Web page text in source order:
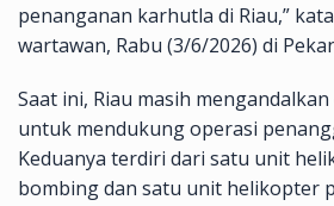
penanganan karhutla di Riau,”
wartawan, Rabu (3/6/2026) di
Saat ini, Riau masih
untuk mendukung operasi
Keduanya terdiri dari satu unit
bombing dan satu unit helikopter